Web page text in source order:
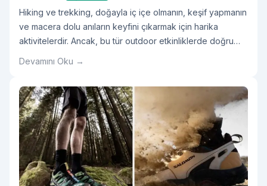
Hiking ve trekking, doğayla iç içe olmanın, keşif yapmanın
ve macera dolu anıların keyfini çıkarmak için harika
aktivitelerdir. Ancak, bu tür outdoor etkinliklerde doğru
Devamını Oku →